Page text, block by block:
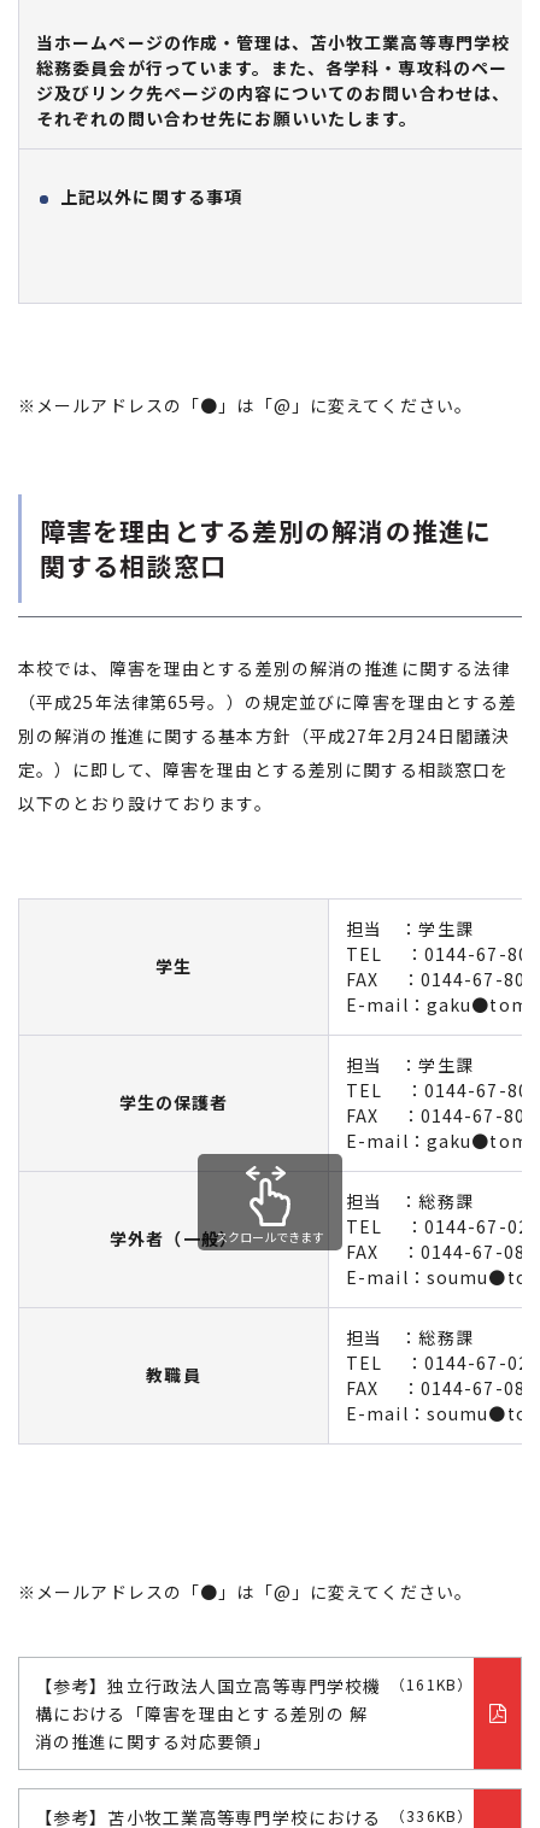
当ホームページの作成・管理は、苫小牧工業高等専門学校
総務委員会が行っています。また、各学科・専攻科のペー
ジ及びリンク先ページの内容についてのお問い合わせは、
それぞれの問い合わせ先にお願いいたします。
上記以外に関する事項
※メールアドレスの「●」は「@」に変えてください。
障害を理由とする差別の解消の推進に
関する相談窓口
本校では、障害を理由とする差別の解消の推進に関する法律
（平成25年法律第65号。）の規定並びに障害を理由とする差
別の解消の推進に関する基本方針（平成27年2月24日閣議決
定。）に即して、障害を理由とする差別に関する相談窓口を
以下のとおり設けております。
学生
担当 ：学生課
TEL ：0144-67-
FAX ：0144-67-
E-mail：
学生の保護者
担当 ：学生課
TEL ：0144-67-
FAX ：0144-67-
E-mail：
学外者（一般）
担当 ：総務課
TEL ：0144-67-
FAX ：0144-67-
E-mail：
教職員
担当 ：総務課
TEL ：0144-67-
FAX ：0144-67-
E-mail：
スクロールできます
※メールアドレスの「●」は「@」に変えてください。
【参考】独立行政法人国立高等専門学校機
構における「障害を理由とする差別の 解
消の推進に関する対応要領」
（161KB）
【参考】苫小牧工業高等専門学校における （336KB）